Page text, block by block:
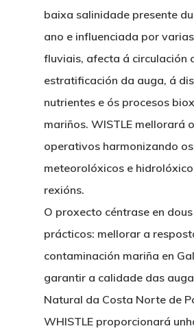
baixa salinidade presente
ano e influenciada por
fluviais, afecta á circulación
estratificación da auga, á
nutrientes e ós procesos
mariños. WISTLE mellorará
operativos harmonizando
meteorolóxicos e
rexións.
O proxecto céntrase en
prácticos: mellorar a
contaminación mariña en
garantir a calidade das
Natural da Costa Norte de
WHISTLE proporcionará